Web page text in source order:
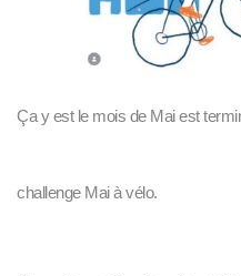
Ça y est le mois de Mai est
challenge Mai à vélo.